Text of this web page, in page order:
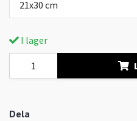
21x30 cm
I lager
Dela